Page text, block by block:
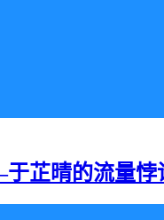
芷晴的流量悖